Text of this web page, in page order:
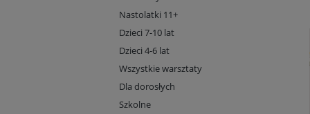
Nastolatki 11+
Dzieci 7-10 lat
Dzieci 4-6 lat
Wszystkie warsztaty
Dla dorosłych
Szkolne